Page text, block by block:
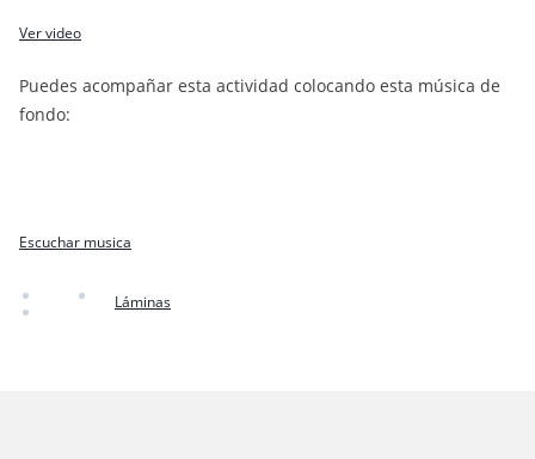
Ver video
Puedes acompañar esta actividad colocando esta música de
fondo:
Escuchar musica
Láminas